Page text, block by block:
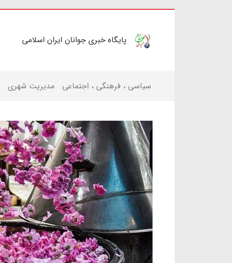
پایگاه خبری جوانان ایران اسلامی
سیاسی ، فرهنگی ، اجتماعی مدیریت شهری